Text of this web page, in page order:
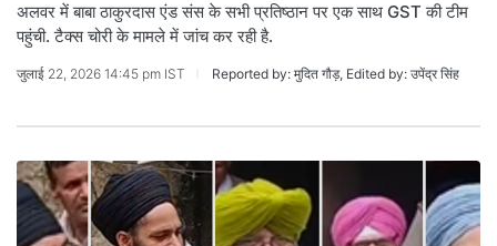
अलवर में बाबा ठाकुरदास एंड संस के सभी प्रतिष्ठान पर एक साथ GST की टीम
पहुंची. टैक्‍स चोरी के मामले में जांच कर रही है.
जुलाई 22, 2026 14:45 pm IST Reported by: मुदित गौड़, Edited by: उपेंद्र सिंह